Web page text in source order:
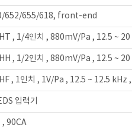
652/655/618, front-end
, 1/4인치 , 880mV/Pa , 12.5 ~
, 1/2인치 , 880mV/Pa , 12.5 ~
, 1인치 , 1V/Pa , 12.5 ~ 12.5 kHz
입력기
, 90CA